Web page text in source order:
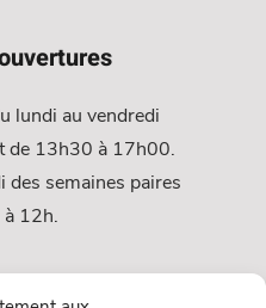
lundi au vendredi
de 13h30 à 17h00.
des semaines paires
12h.